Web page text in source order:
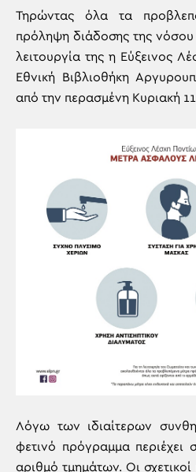
Τηρώντας όλα τα
πρόληψη διάδοσης της νόσου
λειτουργία της η Εύξεινος
Εθνική Βιβλιοθήκη
από την περασμένη Κυριακή
Λόγω των ιδιαίτερων
φετινό πρόγραμμα περιέχει
αριθμό τμημάτων. Οι